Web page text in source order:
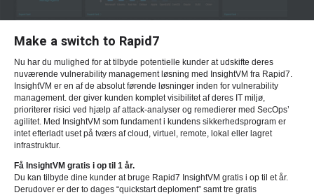
Make a switch to Rapid7
Nu har du mulighed for at tilbyde potentielle kunder at udskifte deres
nuværende vulnerability management løsning med InsightVM fra Rapid7.
InsightVM er en af de absolut førende løsninger inden for vulnerability
management. der giver kunden komplet visibilitet af deres IT miljø,
prioriterer risici ved hjælp af attack-analyser og remedierer med SecOps’
agilitet. Med InsightVM som fundament i kundens sikkerhedsprogram er
intet efterladt uset på tværs af cloud, virtuel, remote, lokal eller lagret
infrastruktur.
Få InsightVM gratis i op til 1 år.
Du kan tilbyde dine kunder at bruge Rapid7 InsightVM gratis i op til et år.
Derudover er der to dages “quickstart deploment” samt tre gratis